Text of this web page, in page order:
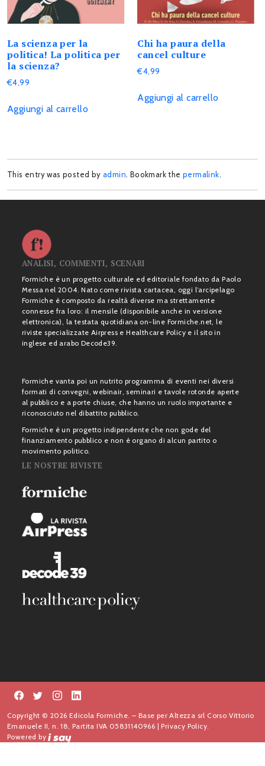
La scienza per la
politica! La politica per
la scienza?
€4,99
Aggiungi al carrello
Chi ha paura della
cancel culture
€4,99
Aggiungi al carrello
This entry was posted by admin. Bookmark thepermalink.
ANALISI, COMMENTI, SCENARI
Formiche è un progetto culturale ed editoriale fondato da Paolo
Messa nel 2004. Nato come rivista cartacea, oggi l’arcipelago
Formiche è composto da realtà diverse ma strettamente
connesse fra loro: il mensile (disponibile anche in versione
elettronica), la testata quotidiana on-line Formiche.net, le
riviste specializzate Airpress e Healthcare Policy e il sito in
inglese ed arabo Decode39.
Formiche vanta poi un nutrito programma di eventi nei diversi
formati di convegni, webinair, seminari e tavole rotonde aperte
al pubblico e a porte chiuse, che hanno un ruolo importante e
riconosciuto nel dibattito pubblico.
Formiche è un progetto indipendente che non gode del
finanziamento pubblico e non è organo di alcun partito o
movimento politico.
LE NOSTRE RIVISTE
Copyright © 2026 Edicola Formiche. – Base per Altezza srl Corso Vittorio
Emanuele II, n. 18, Partita IVA 05831140966 |Privacy Policy.
Powered by